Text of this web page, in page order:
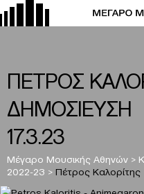
ΠΕΤΡΟΣ
ΔΗΜΟΣΙΕΥΣΗ
17.3.23
Μέγαρο Μουσικής Αθηνών >
2022-23 > Πέτρος Καλορίτης